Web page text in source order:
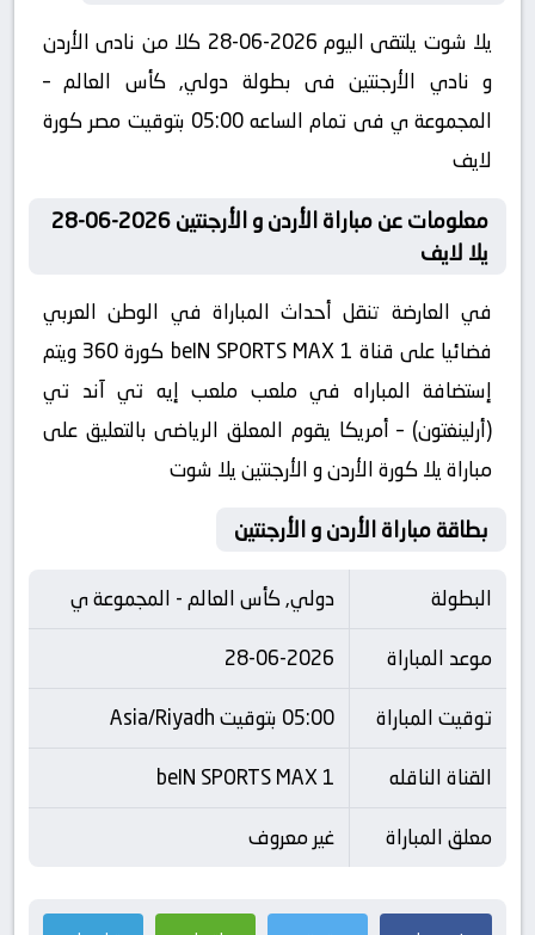
يلا شوت يلتقى اليوم 2026-06-28 كلا من نادى الأردن
و نادي الأرجنتين فى بطولة دولي, كأس العالم –
المجموعة ي فى تمام الساعه 05:00 بتوقيت مصر كورة
لايف
معلومات عن مباراة الأردن و الأرجنتين 2026-06-28
يلا لايف
في العارضة تنقل أحداث المباراة في الوطن العربي
فضائيا على قناة beIN SPORTS MAX 1 كورة 360 ويتم
إستضافة المباراه في ملعب ملعب إيه تي آند تي
(أرلينغتون) – أمريكا يقوم المعلق الرياضى بالتعليق على
مباراة يلا كورة الأردن و الأرجنتين يلا شوت
بطاقة مباراة الأردن و الأرجنتين
البطولة
دولي, كأس العالم - المجموعة ي
موعد المباراة
28-06-2026
توقيت المباراة
05:00 بتوقيت Asia/Riyadh
القناة الناقله
beIN SPORTS MAX 1
معلق المباراة
غير معروف